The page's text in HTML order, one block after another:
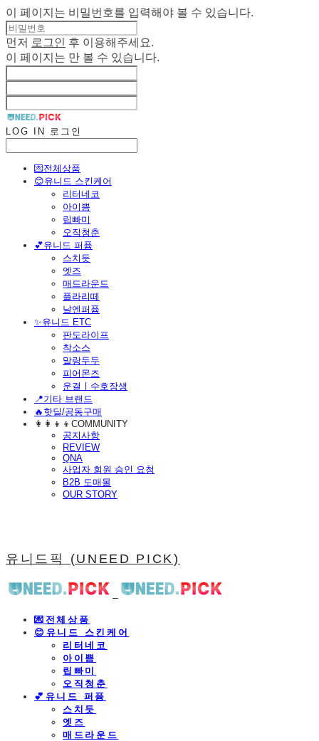
이 페이지는 비밀번호를 입력해야 볼 수 있습니다.
먼저 로그인
후 이용해주세요.
이 페이지는 만 볼 수 있습니다.
LOG IN 로그인
💌전체상품
😊유니드 스킨케어
리터네코
아이쁨
립빠미
오직청춘
💕유니드 퍼퓸
스치듯
엣즈
매드라운드
플라리떼
날엔퍼퓸
​✨유니드 ETC
판도라이프
착소스
말랑두두
피어몬즈
운결ㅣ수호장생
📍기타 브랜드
🔥핫딜/공동구매
👩‍👩‍👦‍👦COMMUNITY
공지사항
REVIEW
QNA
사업자 회원 승인 요청
B2B 도매몰
OUR STORY
유니드픽 (UNEED PICK)
💌전체상품
😊유니드 스킨케어
리터네코
아이쁨
립빠미
오직청춘
💕유니드 퍼퓸
스치듯
엣즈
매드라운드